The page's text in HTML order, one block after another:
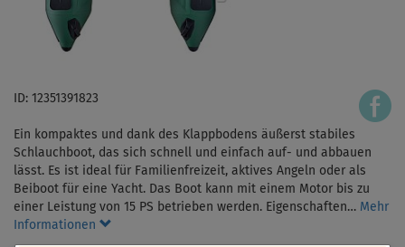
ID: 12351391823
Ein kompaktes und dank des Klappbodens äußerst stabiles
Schlauchboot, das sich schnell und einfach auf- und abbauen
lässt. Es ist ideal für Familienfreizeit, aktives Angeln oder als
Beiboot für eine Yacht. Das Boot kann mit einem Motor bis zu
einer Leistung von 15 PS betrieben werden. Eigenschaften… Mehr
Informationen